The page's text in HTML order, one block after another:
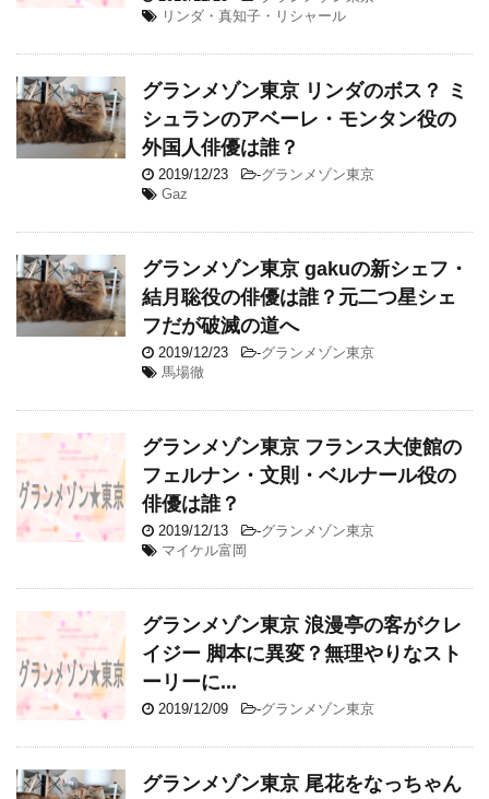
リンダ・真知子・リシャール
グランメゾン東京 リンダのボス？ ミ
シュランのアベーレ・モンタン役の
外国人俳優は誰？
2019/12/23 -グランメゾン東京
Gaz
グランメゾン東京 gakuの新シェフ・
結月聡役の俳優は誰？元二つ星シェ
フだが破滅の道へ
2019/12/23 -グランメゾン東京
馬場徹
グランメゾン東京 フランス大使館の
フェルナン・文則・ベルナール役の
俳優は誰？
2019/12/13 -グランメゾン東京
マイケル富岡
グランメゾン東京 浪漫亭の客がクレ
イジー 脚本に異変？無理やりなスト
ーリーに...
2019/12/09 -グランメゾン東京
グランメゾン東京 尾花をなっちゃん